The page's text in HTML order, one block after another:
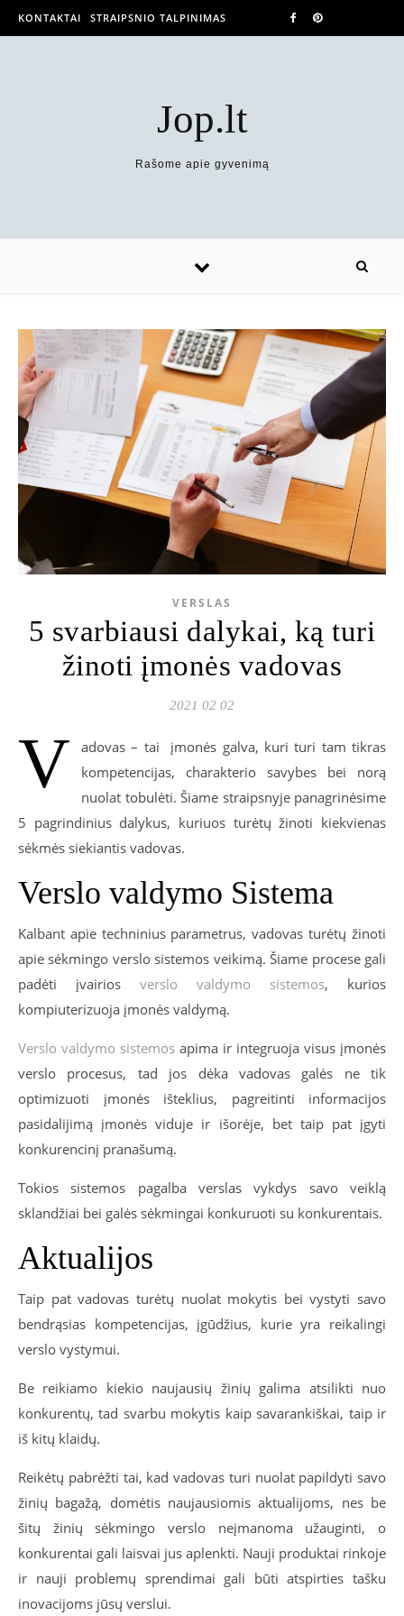
KONTAKTAI STRAIPSNIO TALPINIMAS
Jop.lt
Rašome apie gyvenimą
VERSLAS
5 svarbiausi dalykai, ką turi
žinoti įmonės vadovas
2021 02 02
V
adovas – tai įmonės galva, kuri turi tam tikras
kompetencijas, charakterio savybes bei norą
nuolat tobulėti. Šiame straipsnyje panagrinėsime
5 pagrindinius dalykus, kuriuos turėtų žinoti kiekvienas
sėkmės siekiantis vadovas.
Verslo valdymo Sistema
Kalbant apie techninius parametrus, vadovas turėtų žinoti
apie sėkmingo verslo sistemos veikimą. Šiame procese gali
padėti įvairios verslo valdymo sistemos, kurios
kompiuterizuoja įmonės valdymą.
Verslo valdymo sistemos apima ir integruoja visus įmonės
verslo procesus, tad jos dėka vadovas galės ne tik
optimizuoti įmonės išteklius, pagreitinti informacijos
pasidalijimą įmonės viduje ir išorėje, bet taip pat įgyti
konkurencinį pranašumą.
Tokios sistemos pagalba verslas vykdys savo veiklą
sklandžiai bei galės sėkmingai konkuruoti su konkurentais.
Aktualijos
Taip pat vadovas turėtų nuolat mokytis bei vystyti savo
bendrąsias kompetencijas, įgūdžius, kurie yra reikalingi
verslo vystymui.
Be reikiamo kiekio naujausių žinių galima atsilikti nuo
konkurentų, tad svarbu mokytis kaip savarankiškai, taip ir
iš kitų klaidų.
Reikėtų pabrėžti tai, kad vadovas turi nuolat papildyti savo
žinių bagažą, domėtis naujausiomis aktualijoms, nes be
šitų žinių sėkmingo verslo neįmanoma užauginti, o
konkurentai gali laisvai jus aplenkti. Nauji produktai rinkoje
ir nauji problemų sprendimai gali būti atspirties tašku
inovacijoms jūsų verslui.